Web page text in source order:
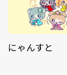
にゃんすと